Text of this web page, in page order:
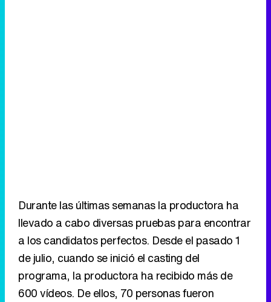
Durante las últimas semanas la productora ha
llevado a cabo diversas pruebas para encontrar
a los candidatos perfectos. Desde el pasado 1
de julio, cuando se inició el casting del
programa, la productora ha recibido más de
600 vídeos. De ellos, 70 personas fueron